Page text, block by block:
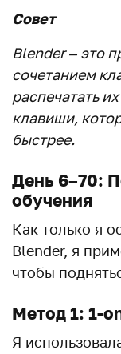
Совет
Blender – это
сочетанием
распечатать
клавиши,
быстрее.
День 6–70:
обучения
Как только я
Blender, я
чтобы
Метод 1: 1-
Я